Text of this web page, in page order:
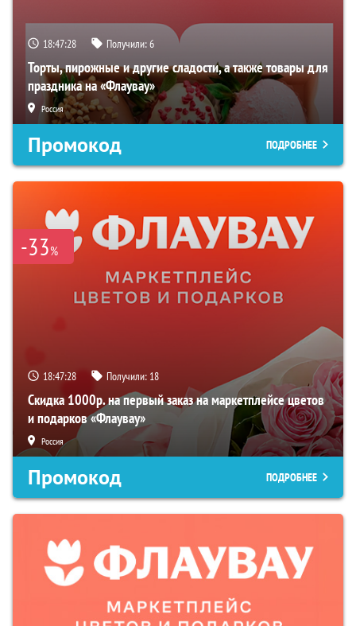
18:47:27 Получили:6
Торты, пирожные и другие сладости, а также товары для
праздника на «Флаувау»
Россия
Промокод ПОДРОБНЕЕ
-33%
18:47:27 Получили: 18
Скидка 1000р. на первый заказ на маркетплейсе цветов
и подарков «Флаувау»
Россия
Промокод ПОДРОБНЕЕ